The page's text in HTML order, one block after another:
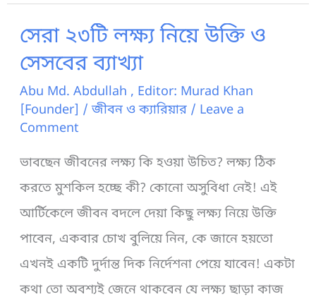
বাড়ানোর
৮টি
নিশ্চিত
উপায়
সেরা ২৩টি লক্ষ্য নিয়ে উক্তি ও
সেসবের ব্যাখ্যা
Abu Md. Abdullah , Editor: Murad Khan
[Founder] /জীবন ও ক্যারিয়ার/ Leave a
Comment
ভাবছেন জীবনের লক্ষ্য কি হওয়া উচিত? লক্ষ্য ঠিক
করতে মুশকিল হচ্ছে কী? কোনো অসুবিধা নেই! এই
আর্টিকেলে জীবন বদলে দেয়া কিছু লক্ষ্য নিয়ে উক্তি
পাবেন, একবার চোখ বুলিয়ে নিন, কে জানে হয়তো
এখনই একটি দুর্দান্ত দিক নির্দেশনা পেয়ে যাবেন! একটা
কথা তো অবশ্যই জেনে থাকবেন যে লক্ষ্য ছাড়া কাজ